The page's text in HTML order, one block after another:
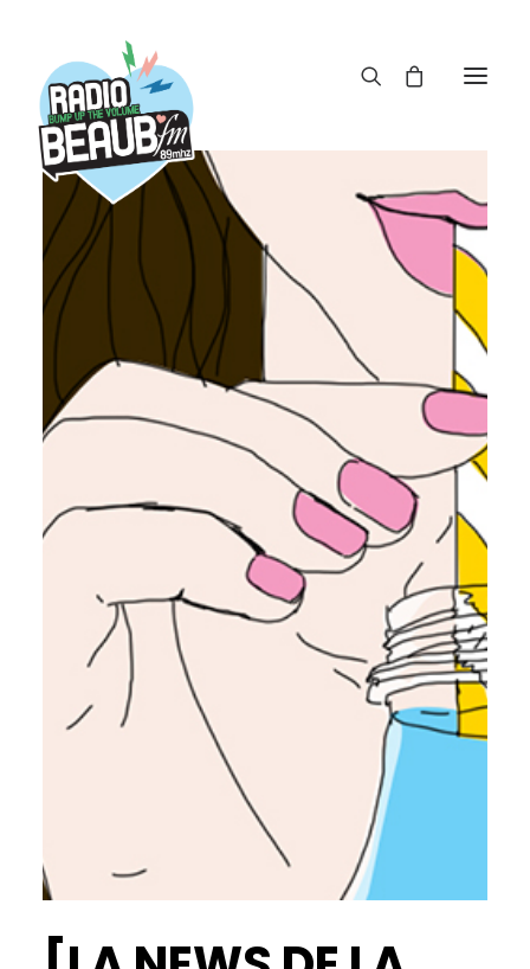
ACTUS
REPLAY
ÉMISSIONS
BOUTIQUE